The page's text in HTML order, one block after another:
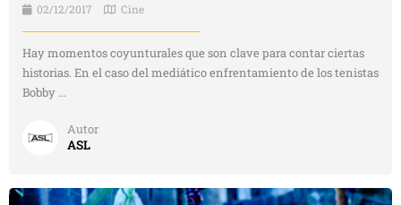
02/12/2017 Cine
Hay momentos coyunturales que son clave para contar ciertas
historias. En el caso del mediático enfrentamiento de los tenistas
Bobby ...
Autor
ASL